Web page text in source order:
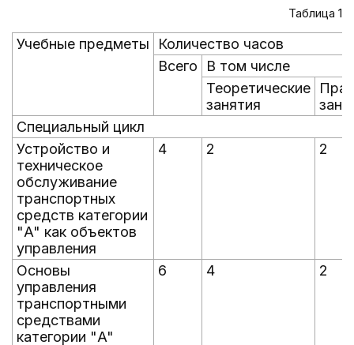
Таблица 1
Учебные предметы
Количество часов
Всего
В том числе
Теоретические
занятия
Специальный цикл
Устройство и
техническое
обслуживание
транспортных
средств категории
"A" как объектов
управления
4 2 2
Основы
управления
транспортными
средствами
категории "A"
6 4 2